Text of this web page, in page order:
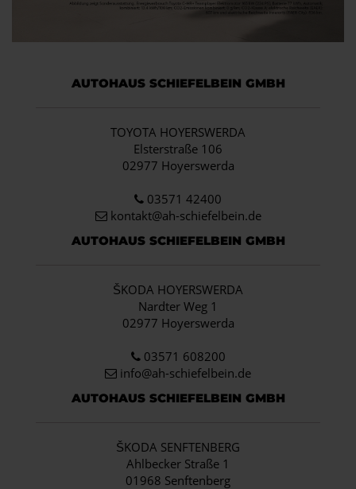
AUTOHAUS SCHIEFELBEIN GMBH
TOYOTA HOYERSWERDA
Elsterstraße 106
02977 Hoyerswerda
03571 42400
kontakt@ah-schiefelbein.de
AUTOHAUS SCHIEFELBEIN GMBH
ŠKODA HOYERSWERDA
Nardter Weg 1
02977 Hoyerswerda
03571 608200
info@ah-schiefelbein.de
AUTOHAUS SCHIEFELBEIN GMBH
ŠKODA SENFTENBERG
Ahlbecker Straße 1
01968 Senftenberg